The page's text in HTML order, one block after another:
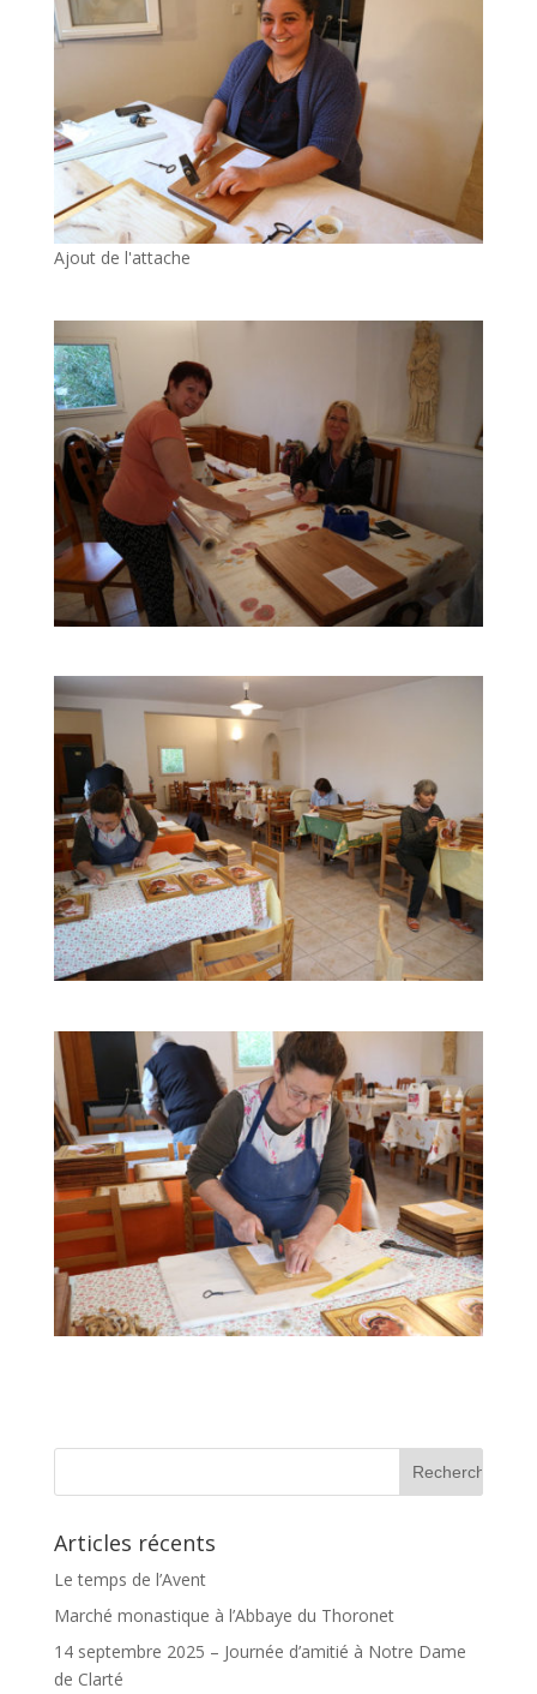
Ajout de l'attache
Articles récents
Le temps de l’Avent
Marché monastique à l’Abbaye du Thoronet
14 septembre 2025 – Journée d’amitié à Notre Dame
de Clarté